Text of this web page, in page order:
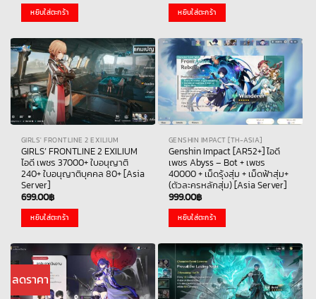
หยิบใส่ตะกร้า หยิบใส่ตะกร้า
GIRLS' FRONTLINE 2 EXILIUM
GIRLS’ FRONTLINE 2 EXILIUM
ไอดี เพชร 37000+ ใบอนุญาติ
240+ ใบอนุญาติบุคคล 80+ [Asia
Server]
699.00฿
หยิบใส่ตะกร้า
GENSHIN IMPACT [TH-ASIA]
Genshin Impact [AR52+] ไอดี
เพชร Abyss – Bot + เพชร
40000 + เม็ดรุ้งสุ่ม + เม็ดฟ้าสุ่ม+
(ตัวละครหลักสุ่ม) [Asia Server]
999.00฿
หยิบใส่ตะกร้า
ลดราคา